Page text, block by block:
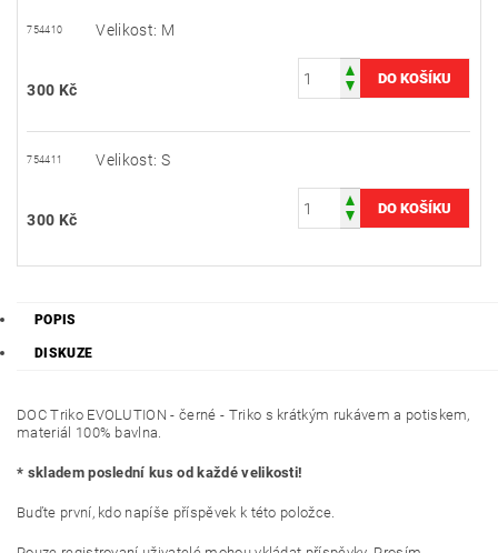
754410 Velikost: M
300 Kč
754411 Velikost: S
300 Kč
POPIS
DISKUZE
DOC Triko EVOLUTION - černé - Triko s krátkým rukávem a potiskem,
materiál 100% bavlna.
* skladem poslední kus od každé velikosti!
Buďte první, kdo napíše příspěvek k této položce.